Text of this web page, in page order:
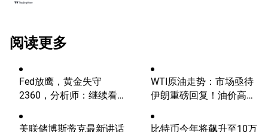
阅读更多
Fed放鹰，黄金失守
2360，分析师：继续看
WTI原油走势：市场亟待
伊朗重磅回复！油价高波
美联储博斯蒂克最新讲话
比特币今年将飙升至10万